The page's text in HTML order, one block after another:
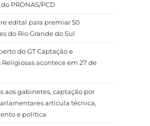
PRONAS/PCD
edital para premiar 50
do Rio Grande do Sul
do GT Captação e
acontece em 27 de
aos gabinetes, captação por
articula técnica,
e política